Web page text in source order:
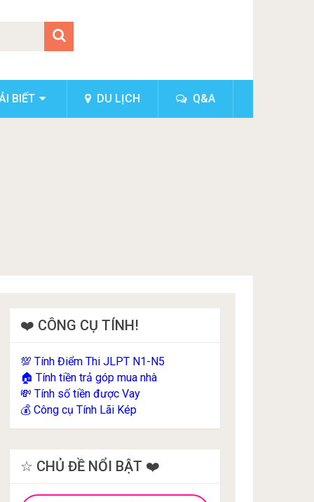
BIẾT DU LỊCH Q&A
❤️ CÔNG CỤ TÍNH!
💯Tính Điểm Thi JLPT N1-N5
🏠Tính tiền trả góp mua nhà
💸Tính số tiền được Vay
💰Công cụ Tính Lãi Kép
☆ CHỦ ĐỀ NỔI BẬT ❤️